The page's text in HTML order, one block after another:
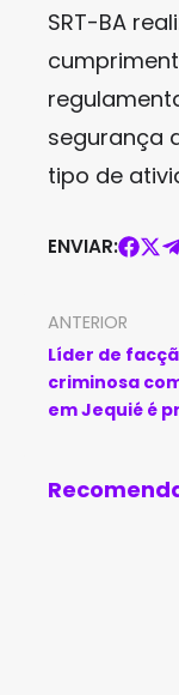
SRT-BA
segurança
tipo de
ENVIAR:
ANTERIOR
Líder de
criminosa
em Jequié é